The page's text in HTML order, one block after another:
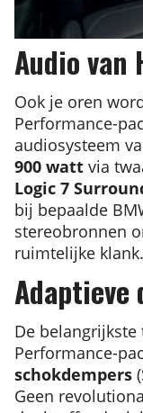
Audio van
Ook je oren
Performance-
audiosysteem
900 watt via
Logic 7
bij bepaalde
stereobronnen
ruimtelijke klank.
Adaptieve
De
Performance-
schokdempers
Geen